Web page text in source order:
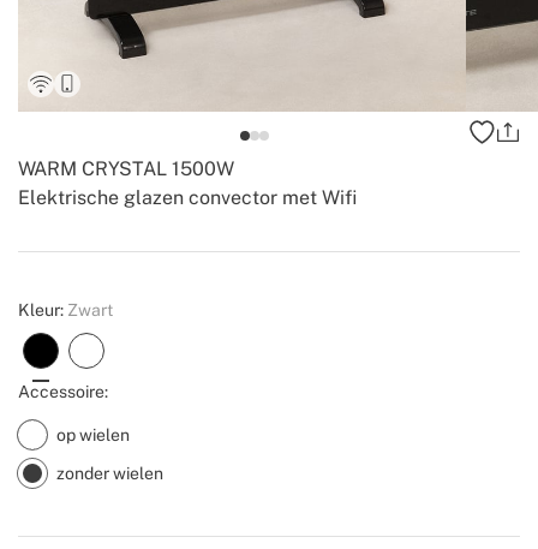
Elektrische glazen convector met Wifi
WARM CRYSTAL 1500W
Create
Kleur: Zwart
Accessoire:
op wielen
zonder wielen